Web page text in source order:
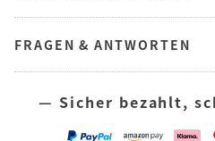
FRAGEN & ANTWORTEN
— Sicher bezahlt,